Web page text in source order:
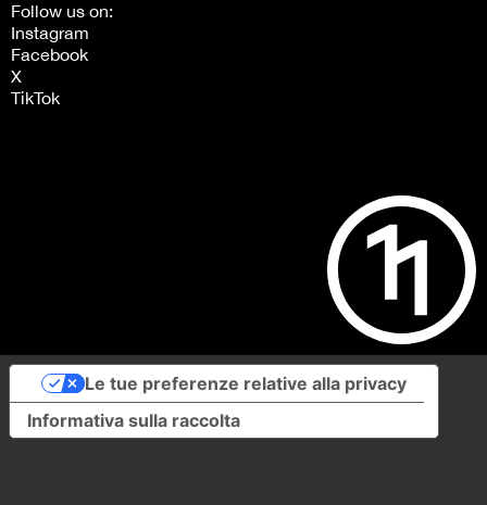
Follow us on:
Instagram
Facebook
X
TikTok
Informativa sulla raccolta
Le tue preferenze relative alla privacy